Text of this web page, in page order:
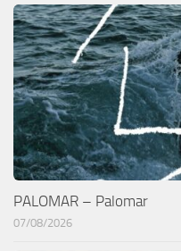
PALOMAR – Palomar
07/08/2026